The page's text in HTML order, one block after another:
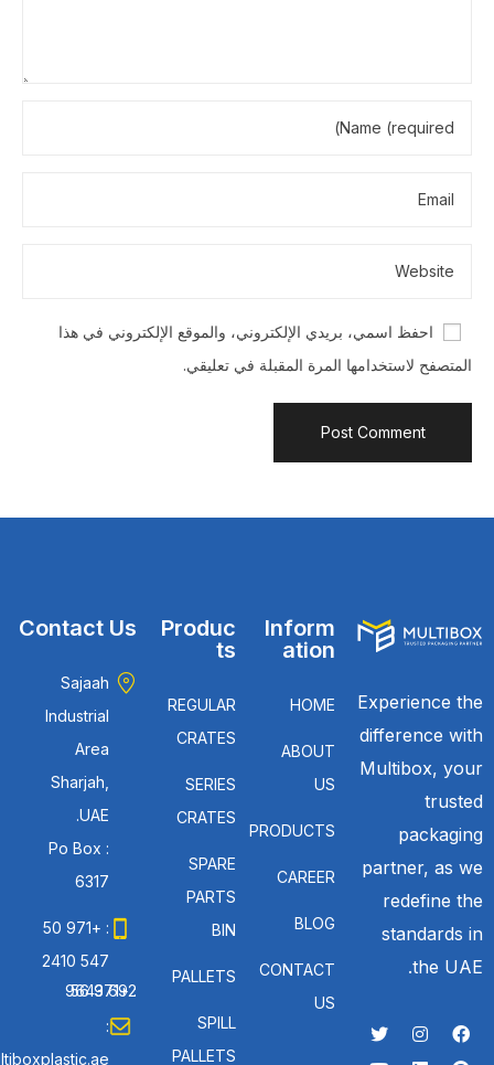
احفظ اسمي، بريدي الإلكتروني، والموقع الإلكتروني في هذا
المتصفح لاستخدامها المرة المقبلة في تعليقي.
Experience the
difference with
Multibox, your
trusted
packaging
partner, as we
redefine the
standards in
the UAE.
Inform
ation
HOME
ABOUT
US
PRODUCTS
CAREER
BLOG
CONTACT
US
Produc
ts
REGULAR
CRATES
SERIES
CRATES
SPARE
PARTS
BIN
PALLETS
SPILL
PALLETS
Contact Us
Sajaah
Industrial
Area
Sharjah,
UAE.
Po Box :
6317
: +971 50
547 2410
: +971 56 692 9643
: